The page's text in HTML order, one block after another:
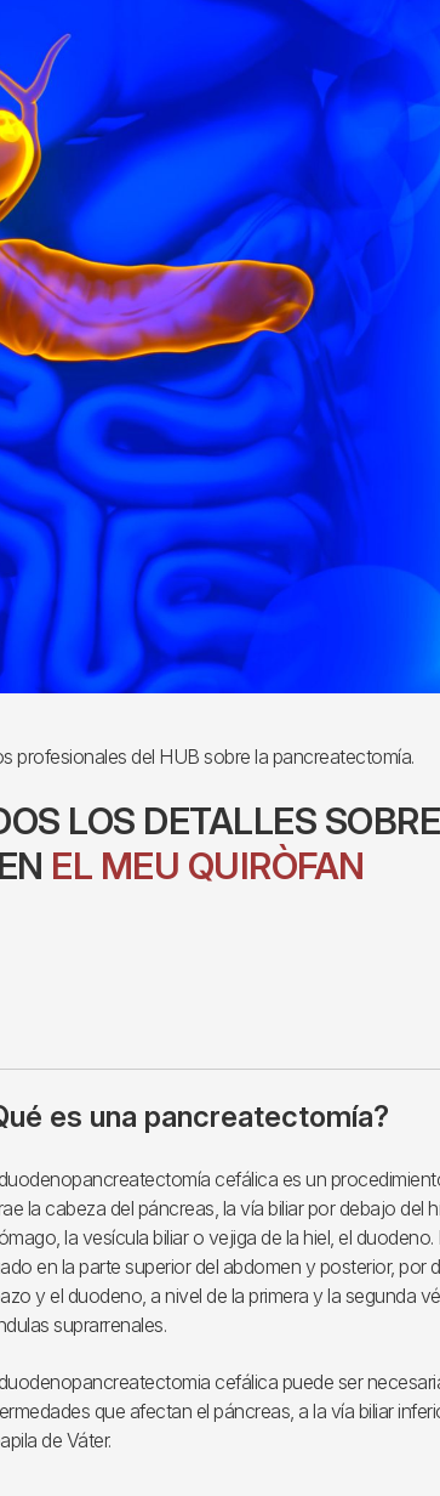
profesionales del HUB sobre la pancreatectomía.
LOS DETALLES
EL MEU QUIRÒFAN
es una pancreatectomía?
cefálica es un
la cabeza del páncreas, la vía biliar por debajo del
la vesícula biliar o vejiga de la hiel, el
en la parte superior del abdomen y posterior, por
y el duodeno, a nivel de la primera y la segunda
suprarrenales.
cefálica puede ser
que afectan el páncreas, a la vía biliar
de Váter.